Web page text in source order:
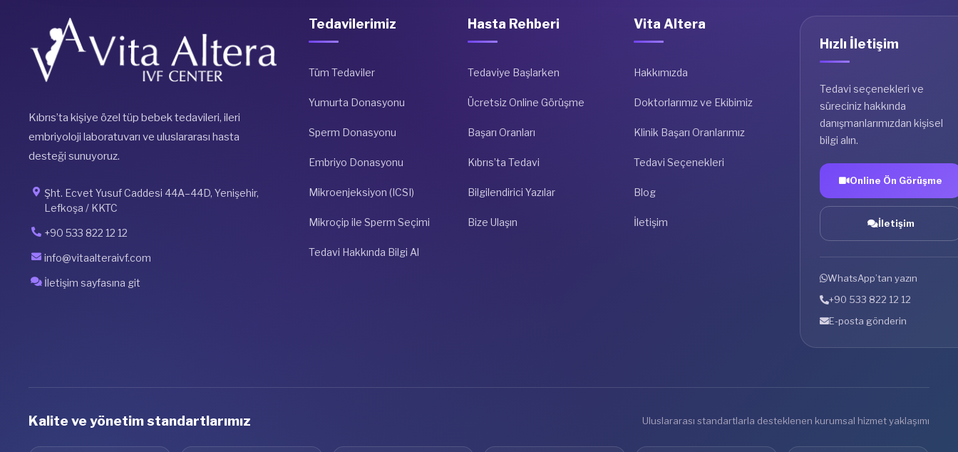
Kıbrıs’ta kişiye özel tüp bebek tedavileri, ileri
embriyoloji laboratuvarı ve uluslararası hasta
desteği sunuyoruz.
Şht. Ecvet Yusuf Caddesi 44A–44D, Yenişehir,
Lefkoşa / KKTC
+90 533 822 12 12
info@vitaalteraivf.com
İletişim sayfasına git
Tedavilerimiz
Tüm Tedaviler
Yumurta Donasyonu
Sperm Donasyonu
Embriyo Donasyonu
Mikroenjeksiyon (ICSI)
Mikroçip ile Sperm Seçimi
Tedavi Hakkında Bilgi Al
Hasta Rehberi
Tedaviye Başlarken
Ücretsiz Online Görüşme
Başarı Oranları
Kıbrıs’ta Tedavi
Bilgilendirici Yazılar
Bize Ulaşın
Vita Altera
Hakkımızda
Doktorlarımız ve Ekibimiz
Klinik Başarı Oranlarımız
Tedavi Seçenekleri
Blog
İletişim
Hızlı İletişim
Tedavi seçenekleri ve
süreciniz hakkında
danışmanlarımızdan kişisel
bilgi alın.
Online Ön Görüşme
İletişim
WhatsApp’tan yazın
+90 533 822 12 12
E-posta gönderin
Kalite ve yönetim standartlarımız Uluslararası standartlarla desteklenen kurumsal hizmet yaklaşımı